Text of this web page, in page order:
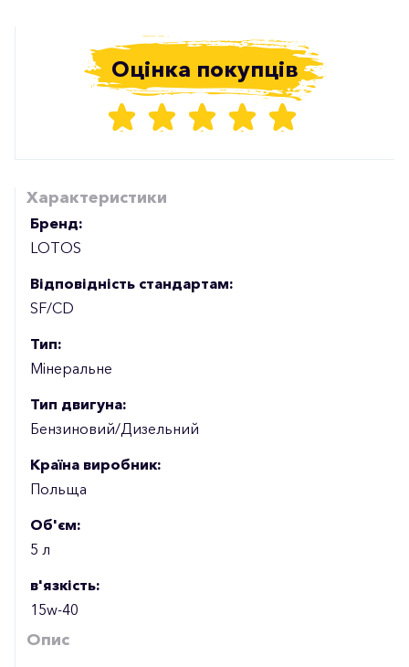
Оцінка покупців
Характеристики
Бренд:
LOTOS
Відповідність стандартам:
SF/CD
Тип:
Мінеральне
Тип двигуна:
Бензиновий/Дизельний
Країна виробник:
Польща
Об'єм:
5 л
в'язкість:
15w-40
Опис